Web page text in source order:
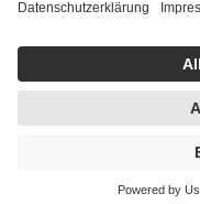
Wir nutzen Trusted Shops
getroffen, um
handelt. Mehr
https://
Einige Bilder und Inhalte